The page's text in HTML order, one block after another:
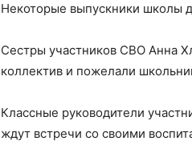
Некоторые выпускники школы
Сестры участников СВО Анна
коллектив и пожелали
Классные руководители
ждут встречи со своими